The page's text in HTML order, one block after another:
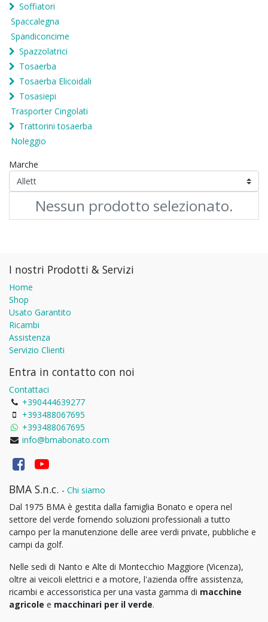
Soffiatori
Spaccalegna
Spandiconcime
Spazzolatrici
Tosaerba
Tosaerba Elicoidali
Tosasiepi
Trasporter Cingolati
Trattorini tosaerba
Noleggio
Marche
Nessun prodotto selezionato.
I nostri Prodotti & Servizi
Home
Shop
Usato Garantito
Ricambi
Assistenza
Servizio Clienti
Entra in contatto con noi
Contattaci
+390444639277
+393488067695
+393488067695
info@bmabonato.com
BMA S.n.c. - Chi siamo
Dal 1975 BMA è gestita dalla famiglia Bonato e opera nel
settore del verde fornendo soluzioni professionali a tutto
campo per la manutenzione delle aree verdi private, pubbliche e
campi da golf.
Nelle sedi di Nanto e Alte di Montecchio Maggiore (Vicenza),
oltre ai veicoli elettrici e a motore, l'azienda offre assistenza,
ricambi e accessoristica per una vasta gamma di macchine
agricole e macchinari per il verde.